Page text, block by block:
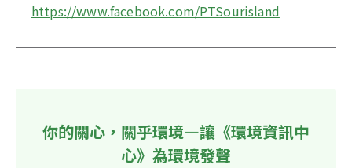
https://www.facebook.com/PTSourisland
你的關心，關乎環境—讓《環境資訊中
心》為環境發聲